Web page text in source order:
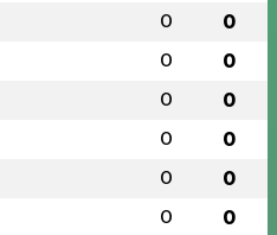
0 0
0 0
0 0
0 0
0 0
0 0